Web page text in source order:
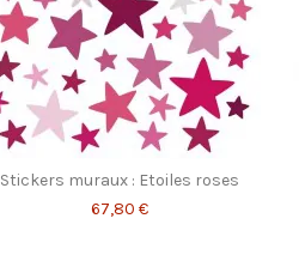
Stickers muraux : Etoiles roses
67,80 €